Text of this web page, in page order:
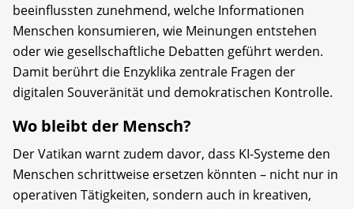
beeinflussten zunehmend, welche Informationen
Menschen konsumieren, wie Meinungen entstehen
oder wie gesellschaftliche Debatten geführt werden.
Damit berührt die Enzyklika zentrale Fragen der
digitalen Souveränität und demokratischen Kontrolle.
Wo bleibt der Mensch?
Der Vatikan warnt zudem davor, dass KI-Systeme den
Menschen schrittweise ersetzen könnten – nicht nur in
operativen Tätigkeiten, sondern auch in kreativen,